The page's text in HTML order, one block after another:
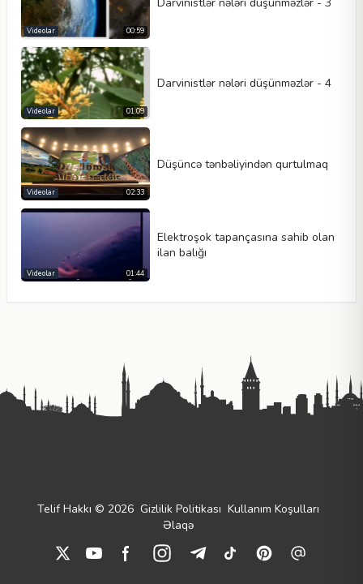
00:59
Videolar
01:09
Videolar
Darvinistlər nələri düşünməzlər - 4
02:33
Videolar
Düşüncə tənbəliyindən qurtulmaq
01:44
Videolar
Elektroşok tapançasına sahib olan
ilan balığı
Telif Hakkı © 2026 Gizlilik Politikası Kullanım Koşulları
Əlaqə